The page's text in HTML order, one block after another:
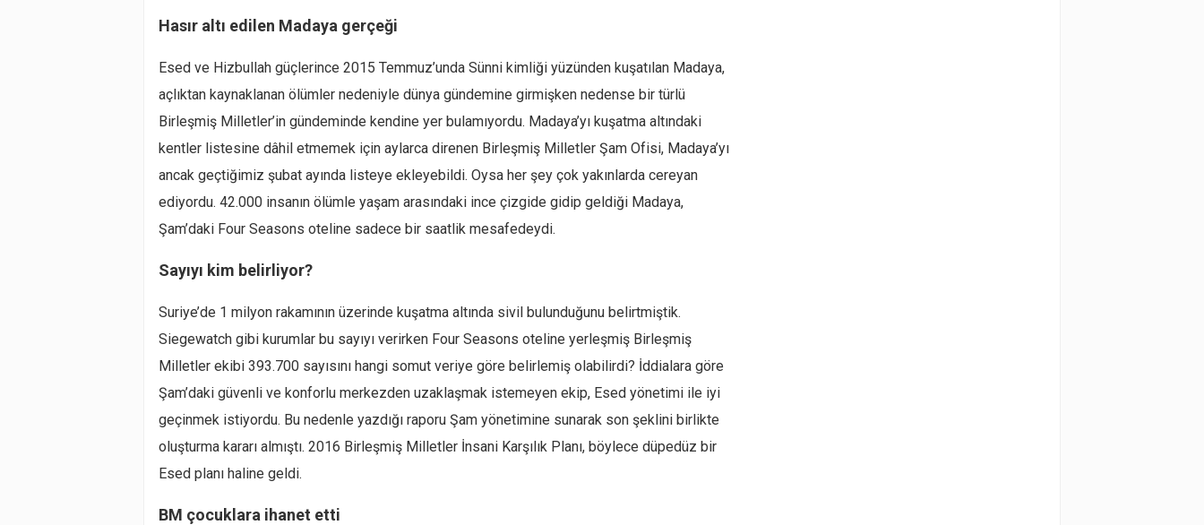
Hasır altı edilen Madaya gerçeği
Esed ve Hizbullah güçlerince 2015 Temmuz’unda Sünni kimliği yüzünden kuşatılan Madaya,
açlıktan kaynaklanan ölümler nedeniyle dünya gündemine girmişken nedense bir türlü
Birleşmiş Milletler’in gündeminde kendine yer bulamıyordu. Madaya’yı kuşatma altındaki
kentler listesine dâhil etmemek için aylarca direnen Birleşmiş Milletler Şam Ofisi, Madaya’yı
ancak geçtiğimiz şubat ayında listeye ekleyebildi. Oysa her şey çok yakınlarda cereyan
ediyordu. 42.000 insanın ölümle yaşam arasındaki ince çizgide gidip geldiği Madaya,
Şam’daki Four Seasons oteline sadece bir saatlik mesafedeydi.
Sayıyı kim belirliyor?
Suriye’de 1 milyon rakamının üzerinde kuşatma altında sivil bulunduğunu belirtmiştik.
Siegewatch gibi kurumlar bu sayıyı verirken Four Seasons oteline yerleşmiş Birleşmiş
Milletler ekibi 393.700 sayısını hangi somut veriye göre belirlemiş olabilirdi? İddialara göre
Şam’daki güvenli ve konforlu merkezden uzaklaşmak istemeyen ekip, Esed yönetimi ile iyi
geçinmek istiyordu. Bu nedenle yazdığı raporu Şam yönetimine sunarak son şeklini birlikte
oluşturma kararı almıştı. 2016 Birleşmiş Milletler İnsani Karşılık Planı, böylece düpedüz bir
Esed planı haline geldi.
BM çocuklara ihanet etti